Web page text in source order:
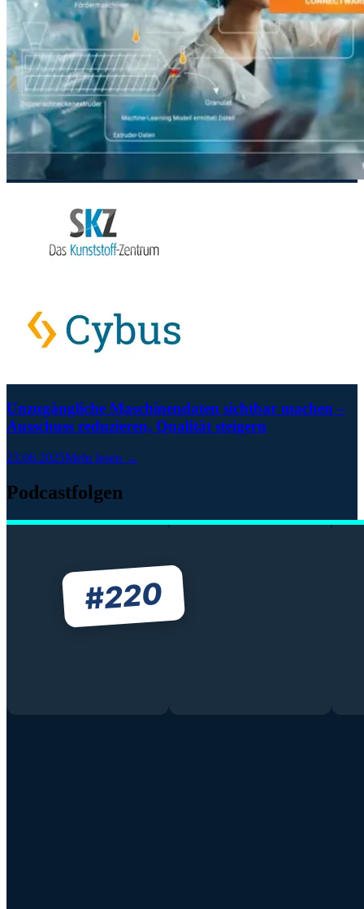
Unzugängliche Maschinendaten sichtbar machen –
Ausschuss reduzieren, Qualität steigern
23.06.2025Mehr lesen →
Podcastfolgen
#220